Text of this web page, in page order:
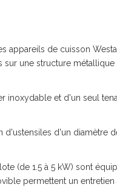
appareils de cuisson
une structure
inoxydable et d'un seul
d'un diamètre
(de 1.5 à 5 kW) sont
permettent un entretien